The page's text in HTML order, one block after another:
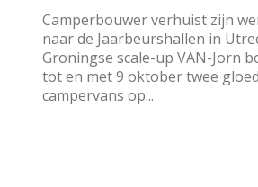
Camperbouwer verhuist zijn
naar de Jaarbeurshallen in
Groningse scale-up VAN-Jorn
tot en met 9 oktober twee
campervans op...